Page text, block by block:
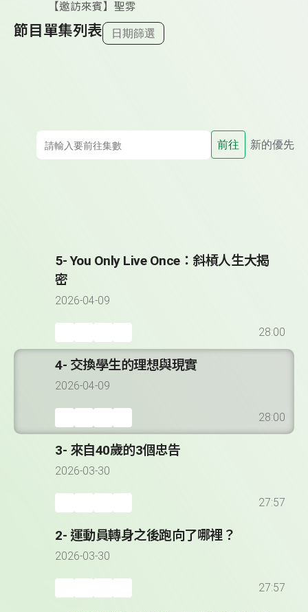
【邀訪來賓】聖雰
節目單集列表 日期篩選
前往 新的優先
5- You Only Live Once：斜槓人生大揭
密
2026-04-09
28:00
4- 交換學生的理想與現實
2026-04-09
28:00
3- 來自40歲的3個忠告
2026-03-30
27:57
2- 運動員轉身之後跑向了哪裡？
2026-03-30
27:57